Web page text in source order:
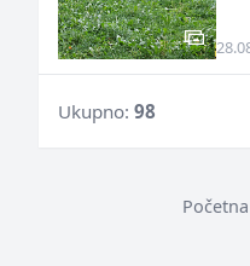
Ukupno: 98
Početna